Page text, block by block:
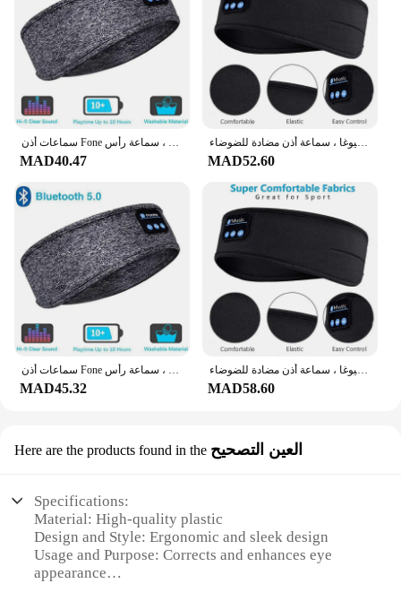
MAD40.47 MAD52.60
سماعات أذن Fone بلوتوث ، رباط رأس للنوم ، سماعات رأس لاسلكية مرنة ، سماعات رأس رياضية ، سماعة رأس
MAD45.32
عصابة رأس للموسيقى واليوغا ، سماعة أذن مضادة للضوضاء
MAD58.60
Here are the products found in the العين التصحيح
Specifications:
Material: High-quality plastic
Design and Style: Ergonomic and sleek design
Usage and Purpose: Corrects and enhances eye
appearance